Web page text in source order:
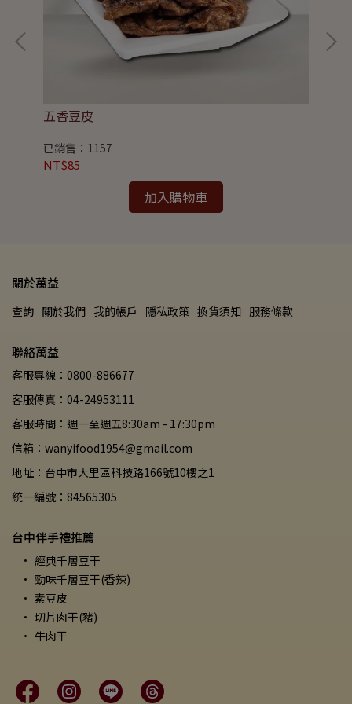
五香豆皮
已銷售：1157
NT$85
加入購物車
關於萬益
查詢 關於我們 我的帳戶 隱私政策 換貨須知 服務條款
聯絡萬益
客服專線：0800-886677
客服傳真：04-24953111
客服時間：週一至週五8:30am - 17:30pm
信箱：wanyifood1954@gmail.com
地址：台中市大里區科技路166號10樓之1
統一編號：84565305
台中伴手禮推薦
經典千層豆干
勁味千層豆干(香辣)
素豆皮
切片肉干(豬)
牛肉干